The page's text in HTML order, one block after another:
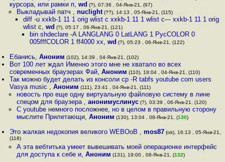
курсора, или рамки п,wd (?), 07:36 , 04-Янв-21, (97)
Выкладывай патч , nuclight(??), 14:13 , 05-Янв-21, (115)
diff -u xxkb-1 11 1 orig wlist c xxkb-1 11 1 wlist c--- xxkb-1 11 1 orig
wlist c, wd (?), 05:17 , 06-Янв-21, (121)
bin shdeclare -A LANGLANG 0 LatLANG 1 PycCOLOR 0
005fffCOLOR 1 ff4000 xx,wd (?), 05:23 , 06-Янв-21, (122)
Ебанись,Аноним (102), 14:39 , 04-Янв-21, (102)
Вот 100 лет ждал Именно этого мне не хватало во всех
современных браузерах Фай,Аноним (110), 18:04 , 04-Янв-21, (110)
Так можно будет делать из консоли cp -R tabfs youtube com users
Vasya music ,Аноним (111), 23:41 , 04-Янв-21, (111)
новость про еще одну виртуальную файловую систему в лине
спецом для браузера , анонимуслинус(?), 03:39 , 06-Янв-21, (120)
С youtube немного посложнее, но в целом в правильную сторону
мыслите Прилетающи, Аноним (130), 13:04 , 08-Янв-21, (130)
Это жалкая недокопия великого WEBOoB ,mos87 (ok), 16:13 , 05-Янв-21,
(118)
А эта вебтитька умеет вывешивать моей операционке интерфейс
для доступа к себе и, Аноним (131), 19:00 , 08-Янв-21, (132)